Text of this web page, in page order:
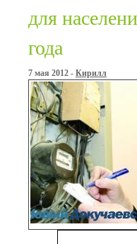
для
года
7 мая 2012 - Кирилл